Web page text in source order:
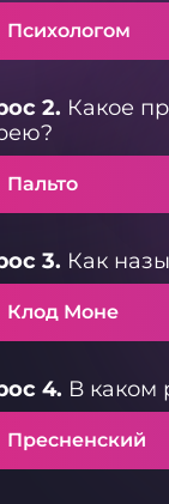
Психологом
2. Какое
Пальто
3. Как
Клод Моне
4. В каком
Пресненский